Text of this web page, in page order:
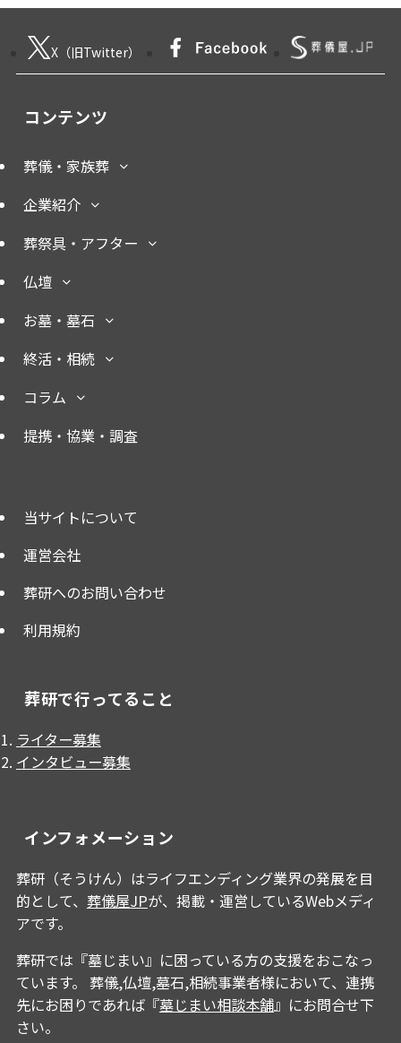
X（旧Twitter）
コンテンツ
葬儀・家族葬
企業紹介
葬祭具・アフター
仏壇
お墓・墓石
終活・相続
コラム
提携・協業・調査
当サイトについて
運営会社
葬研へのお問い合わせ
利用規約
葬研で行ってること
ライター募集
インタビュー募集
インフォメーション
葬研（そうけん）はライフエンディング業界の発展を目
的として、 葬儀屋JPが、掲載・運営しているWebメディ
アです。
葬研では『墓じまい』に困っている方の支援をおこなっ
ています。 葬儀,仏壇,墓石,相続事業者様において、連携
先にお困りであれば『墓じまい相談本舗』にお問合せ下
さい。